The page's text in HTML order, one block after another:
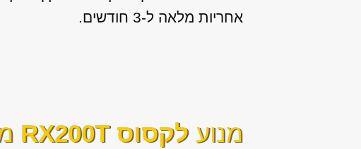
אחריות מלאה ל-3 חודשים.
מנועלקסוס RX200T